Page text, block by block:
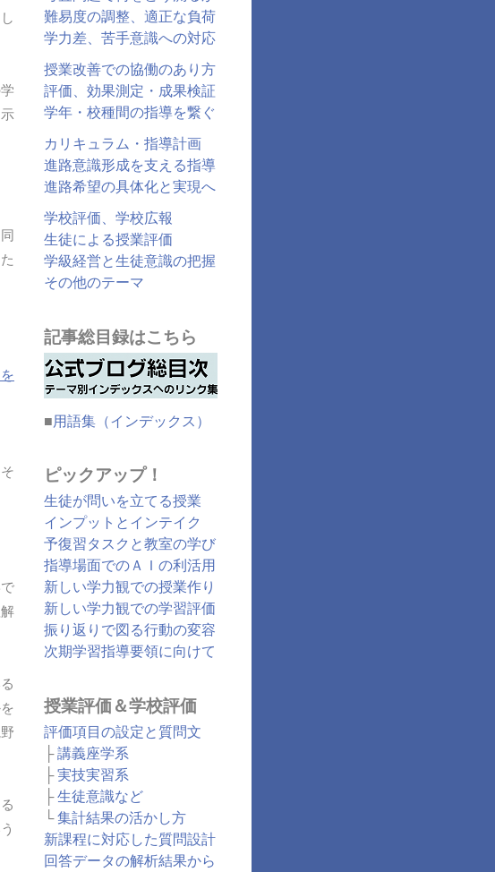
難易度の調整、適正な負荷
学力差、苦手意識への対応
授業改善での協働のあり方
評価、効果測定・成果検証
学年・校種間の指導を繋ぐ
カリキュラム・指導計画
進路意識形成を支える指導
進路希望の具体化と実現へ
学校評価、学校広報
生徒による授業評価
学級経営と生徒意識の把握
その他のテーマ
記事総目録はこちら
■用語集（インデックス）
ピックアップ！
生徒が問いを立てる授業
インプットとインテイク
予復習タスクと教室の学び
指導場面でのＡＩの利活用
新しい学力観での授業作り
新しい学力観での学習評価
振り返りで図る行動の変容
次期学習指導要領に向けて
授業評価＆学校評価
評価項目の設定と質問文
├講義座学系
├実技実習系
├生徒意識など
└集計結果の活かし方
新課程に対応した質問設計
回答データの解析結果から